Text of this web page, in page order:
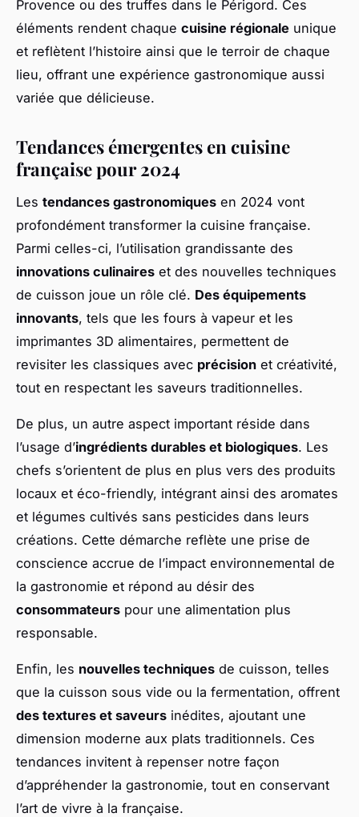
Provence ou des truffes dans le Périgord. Ces
éléments rendent chaque cuisine régionale unique
et reflètent l’histoire ainsi que le terroir de chaque
lieu, offrant une expérience gastronomique aussi
variée que délicieuse.
Tendances émergentes en cuisine
française pour 2024
Les tendances gastronomiques en 2024 vont
profondément transformer la cuisine française.
Parmi celles-ci, l’utilisation grandissante des
innovations culinaires et des nouvelles techniques
de cuisson joue un rôle clé. Des équipements
innovants, tels que les fours à vapeur et les
imprimantes 3D alimentaires, permettent de
revisiter les classiques avec précision et créativité,
tout en respectant les saveurs traditionnelles.
De plus, un autre aspect important réside dans
l’usage d’ingrédients durables et biologiques. Les
chefs s’orientent de plus en plus vers des produits
locaux et éco-friendly, intégrant ainsi des aromates
et légumes cultivés sans pesticides dans leurs
créations. Cette démarche reflète une prise de
conscience accrue de l’impact environnemental de
la gastronomie et répond au désir des
consommateurs pour une alimentation plus
responsable.
Enfin, les nouvelles techniques de cuisson, telles
que la cuisson sous vide ou la fermentation, offrent
des textures et saveurs inédites, ajoutant une
dimension moderne aux plats traditionnels. Ces
tendances invitent à repenser notre façon
d’appréhender la gastronomie, tout en conservant
l’art de vivre à la française.